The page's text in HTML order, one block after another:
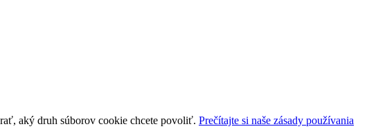
aký druh súborov cookie chcete povoliť. Prečítajte si naše zásady používania